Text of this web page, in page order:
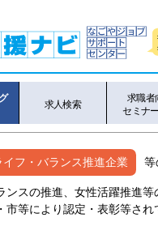
求人検索
求職者
セミナ
フ・バランス推進企業 等
ンスの推進、女性活躍推進
市等により認定・表彰等され